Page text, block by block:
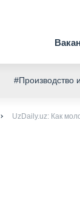
#Производство
UzDaily.uz: Как